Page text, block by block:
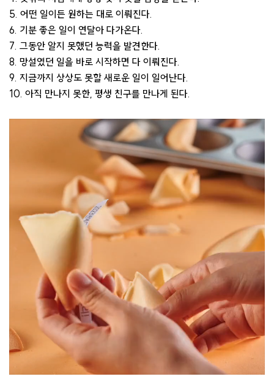
5. 어떤 일이든 원하는 대로 이뤄진다.​
6. 기분 좋은 일이 연달아 다가온다.​
7. 그동안 알지 못했던 능력을 발견한다.
8. 망설였던 일을 바로 시작하면 다 이뤄진다.​
9. 지금까지 상상도 못할 새로운 일이 일어난다.​
10. 아직 만나지 못한, 평생 친구를 만나게 된다.​